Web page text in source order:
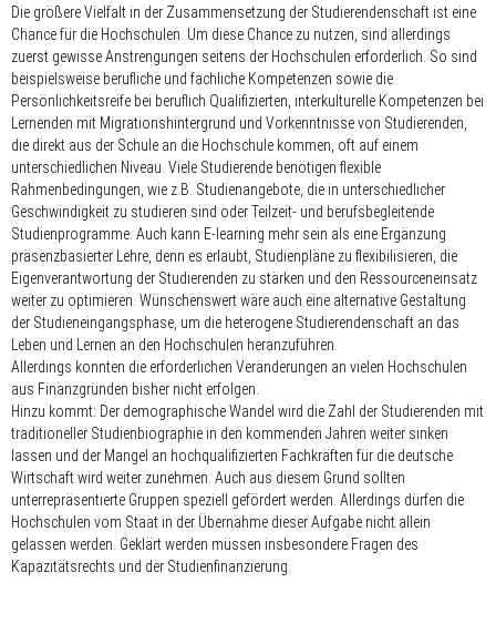
Die größere Vielfalt in der Zusammensetzung der Studierendenschaft ist eine
Chance für die Hochschulen. Um diese Chance zu nutzen, sind allerdings
zuerst gewisse Anstrengungen seitens der Hochschulen erforderlich. So sind
beispielsweise berufliche und fachliche Kompetenzen sowie die
Persönlichkeitsreife bei beruflich Qualifizierten, interkulturelle Kompetenzen bei
Lernenden mit Migrationshintergrund und Vorkenntnisse von Studierenden,
die direkt aus der Schule an die Hochschule kommen, oft auf einem
unterschiedlichen Niveau. Viele Studierende benötigen flexible
Rahmenbedingungen, wie z.B. Studienangebote, die in unterschiedlicher
Geschwindigkeit zu studieren sind oder Teilzeit- und berufsbegleitende
Studienprogramme. Auch kann E-learning mehr sein als eine Ergänzung
präsenzbasierter Lehre, denn es erlaubt, Studienpläne zu flexibilisieren, die
Eigenverantwortung der Studierenden zu stärken und den Ressourceneinsatz
weiter zu optimieren. Wünschenswert wäre auch eine alternative Gestaltung
der Studieneingangsphase, um die heterogene Studierendenschaft an das
Leben und Lernen an den Hochschulen heranzuführen.
Allerdings konnten die erforderlichen Veränderungen an vielen Hochschulen
aus Finanzgründen bisher nicht erfolgen.
Hinzu kommt: Der demographische Wandel wird die Zahl der Studierenden mit
traditioneller Studienbiographie in den kommenden Jahren weiter sinken
lassen und der Mangel an hochqualifizierten Fachkräften für die deutsche
Wirtschaft wird weiter zunehmen. Auch aus diesem Grund sollten
unterrepräsentierte Gruppen speziell gefördert werden. Allerdings dürfen die
Hochschulen vom Staat in der Übernahme dieser Aufgabe nicht allein
gelassen werden. Geklärt werden müssen insbesondere Fragen des
Kapazitätsrechts und der Studienfinanzierung.